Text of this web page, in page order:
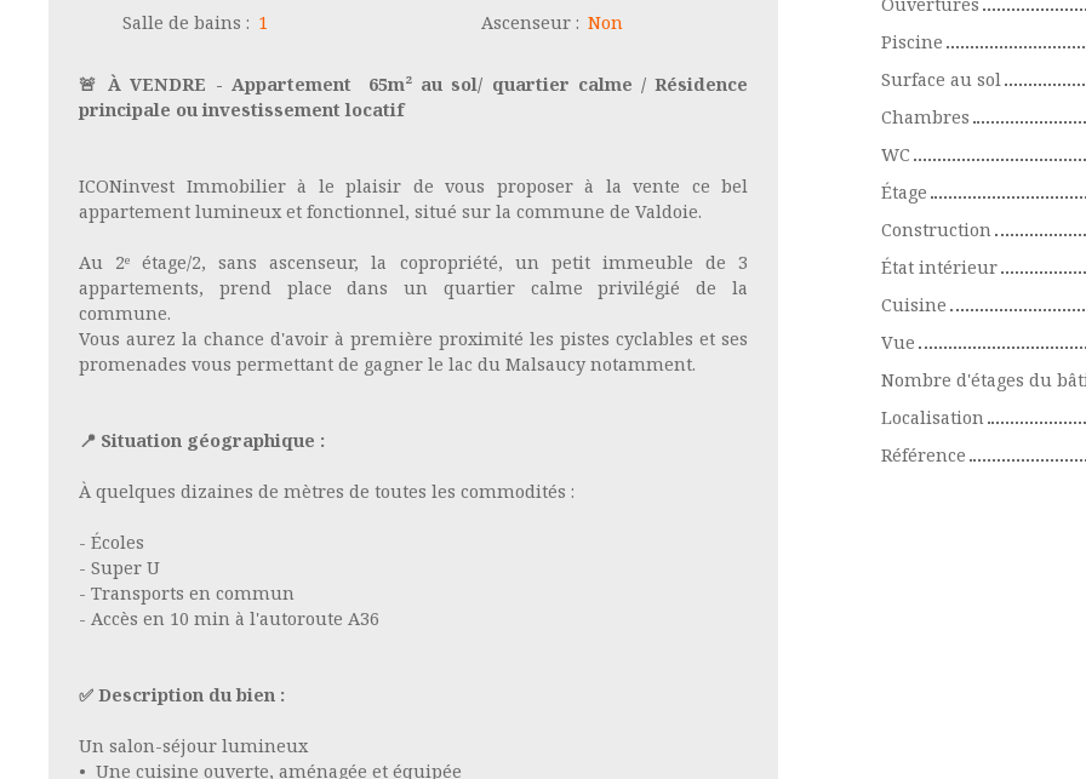
Salle de bains : 1 Ascenseur : Non
🚨 À VENDRE - Appartement 65m² au sol/ quartier calme / Résidence
principale ou investissement locatif
ICONinvest Immobilier à le plaisir de vous proposer à la vente ce bel
appartement lumineux et fonctionnel, situé sur la commune de Valdoie.
Au 2ᵉ étage/2, sans ascenseur, la copropriété, un petit immeuble de 3
appartements, prend place dans un quartier calme privilégié de la
commune.
Vous aurez la chance d'avoir à première proximité les pistes cyclables et ses
promenades vous permettant de gagner le lac du Malsaucy notamment.
📍 Situation géographique :
À quelques dizaines de mètres de toutes les commodités :
- Écoles
- Super U
- Transports en commun
- Accès en 10 min à l'autoroute A36
✅ Description du bien :
Un salon-séjour lumineux
Une cuisine ouverte, aménagée et équipée
Piscine
Surface au sol
Chambres
WC
Étage
Construction
État intérieur
Cuisine
Vue
Nombre d'étages du
Localisation
Référence